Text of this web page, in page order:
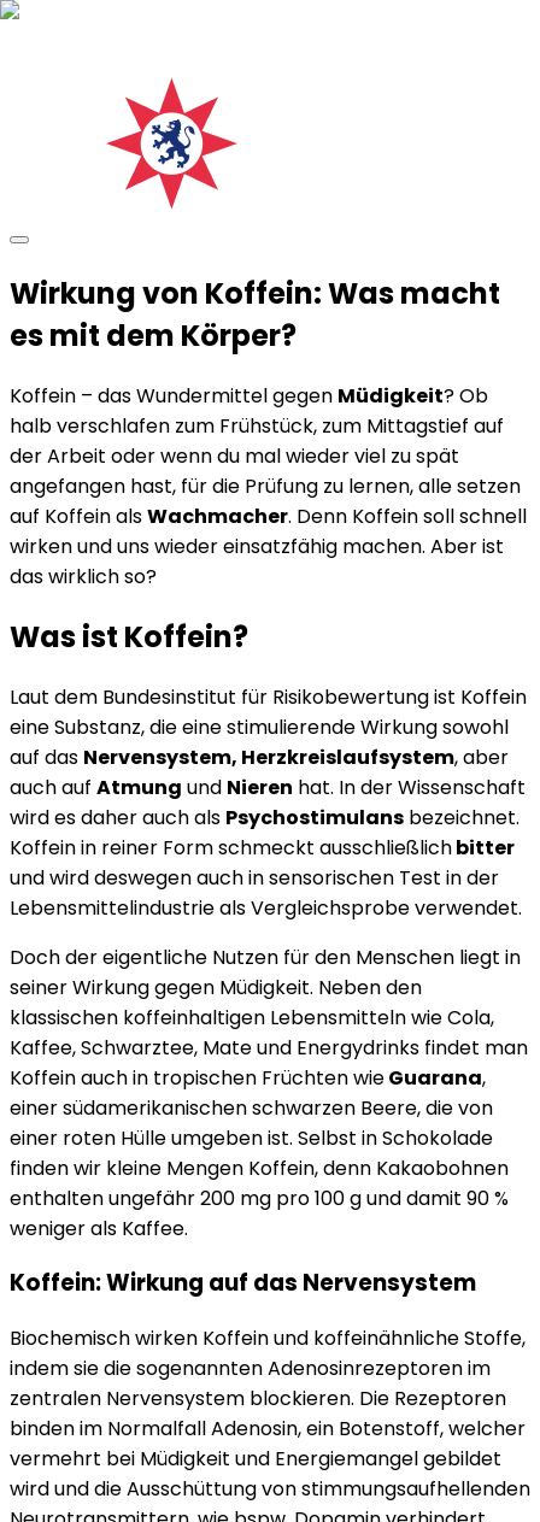
Wirkung von Koffein: Was macht
es mit dem Körper?
Koffein – das Wundermittel gegen Müdigkeit? Ob
halb verschlafen zum Frühstück, zum Mittagstief auf
der Arbeit oder wenn du mal wieder viel zu spät
angefangen hast, für die Prüfung zu lernen, alle setzen
auf Koffein alsWachmacher. Denn Koffein soll schnell
wirken und uns wieder einsatzfähig machen. Aber ist
das wirklich so?
Was ist Koffein?
Laut dem Bundesinstitut für Risikobewertung ist Koffein
eine Substanz, die eine stimulierende Wirkung sowohl
auf das Nervensystem, Herzkreislaufsystem, aber
auch auf Atmung und Nieren hat. In der Wissenschaft
wird es daher auch als Psychostimulans bezeichnet.
Koffein in reiner Form schmeckt ausschließlichbitter
und wird deswegen auch in sensorischen Test in der
Lebensmittelindustrie als Vergleichsprobe verwendet.
Doch der eigentliche Nutzen für den Menschen liegt in
seiner Wirkung gegen Müdigkeit. Neben den
klassischen koffeinhaltigen Lebensmitteln wie Cola,
Kaffee, Schwarztee, Mate und Energydrinks findet man
Koffein auch in tropischen Früchten wieGuarana,
einer südamerikanischen schwarzen Beere, die von
einer roten Hülle umgeben ist. Selbst in Schokolade
finden wir kleine Mengen Koffein, denn Kakaobohnen
enthalten ungefähr 200 mg pro 100 g und damit 90 %
weniger als Kaffee.
Koffein: Wirkung auf das Nervensystem
Biochemisch wirken Koffein und koffeinähnliche Stoffe,
indem sie die sogenannten Adenosinrezeptoren im
zentralen Nervensystem blockieren. Die Rezeptoren
binden im Normalfall Adenosin, ein Botenstoff, welcher
vermehrt bei Müdigkeit und Energiemangel gebildet
wird und die Ausschüttung von stimmungsaufhellenden